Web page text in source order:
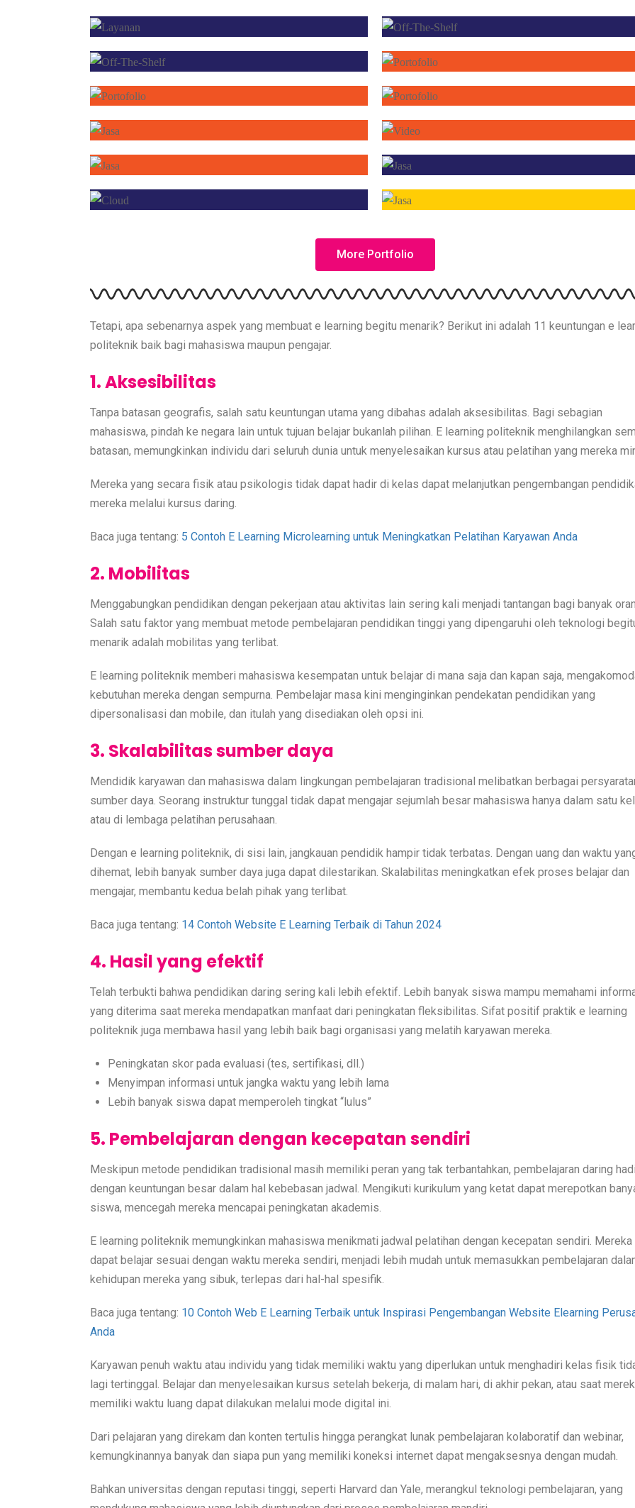
More Portfolio
Tetapi, apa sebenarnya aspek yang membuat e learning begitu menarik? Berikut ini adalah 11 keuntungan e
politeknik baik bagi mahasiswa maupun pengajar.
1. Aksesibilitas
Tanpa batasan geografis, salah satu keuntungan utama yang dibahas adalah aksesibilitas. Bagi sebagian
mahasiswa, pindah ke negara lain untuk tujuan belajar bukanlah pilihan. E learning politeknik menghilangkan
batasan, memungkinkan individu dari seluruh dunia untuk menyelesaikan kursus atau pelatihan yang mereka
Mereka yang secara fisik atau psikologis tidak dapat hadir di kelas dapat melanjutkan pengembangan
mereka melalui kursus daring.
Baca juga tentang: 5 Contoh E Learning Microlearning untuk Meningkatkan Pelatihan Karyawan Anda
2. Mobilitas
Menggabungkan pendidikan dengan pekerjaan atau aktivitas lain sering kali menjadi tantangan bagi banyak
Salah satu faktor yang membuat metode pembelajaran pendidikan tinggi yang dipengaruhi oleh teknologi
menarik adalah mobilitas yang terlibat.
E learning politeknik memberi mahasiswa kesempatan untuk belajar di mana saja dan kapan saja,
kebutuhan mereka dengan sempurna. Pembelajar masa kini menginginkan pendekatan pendidikan yang
dipersonalisasi dan mobile, dan itulah yang disediakan oleh opsi ini.
3. Skalabilitas sumber daya
Mendidik karyawan dan mahasiswa dalam lingkungan pembelajaran tradisional melibatkan berbagai
sumber daya. Seorang instruktur tunggal tidak dapat mengajar sejumlah besar mahasiswa hanya dalam satu
atau di lembaga pelatihan perusahaan.
Dengan e learning politeknik, di sisi lain, jangkauan pendidik hampir tidak terbatas. Dengan uang dan waktu
dihemat, lebih banyak sumber daya juga dapat dilestarikan. Skalabilitas meningkatkan efek proses belajar dan
mengajar, membantu kedua belah pihak yang terlibat.
Baca juga tentang: 14 Contoh Website E Learning Terbaik di Tahun 2024
4. Hasil yang efektif
Telah terbukti bahwa pendidikan daring sering kali lebih efektif. Lebih banyak siswa mampu memahami
yang diterima saat mereka mendapatkan manfaat dari peningkatan fleksibilitas. Sifat positif praktik e learning
politeknik juga membawa hasil yang lebih baik bagi organisasi yang melatih karyawan mereka.
Peningkatan skor pada evaluasi (tes, sertifikasi, dll.)
Menyimpan informasi untuk jangka waktu yang lebih lama
Lebih banyak siswa dapat memperoleh tingkat “lulus”
5. Pembelajaran dengan kecepatan sendiri
Meskipun metode pendidikan tradisional masih memiliki peran yang tak terbantahkan, pembelajaran daring
dengan keuntungan besar dalam hal kebebasan jadwal. Mengikuti kurikulum yang ketat dapat merepotkan
siswa, mencegah mereka mencapai peningkatan akademis.
E learning politeknik memungkinkan mahasiswa menikmati jadwal pelatihan dengan kecepatan sendiri. Mereka
dapat belajar sesuai dengan waktu mereka sendiri, menjadi lebih mudah untuk memasukkan pembelajaran
kehidupan mereka yang sibuk, terlepas dari hal-hal spesifik.
Baca juga tentang: 10 Contoh Web E Learning Terbaik untuk Inspirasi Pengembangan Website Elearning
Anda
Karyawan penuh waktu atau individu yang tidak memiliki waktu yang diperlukan untuk menghadiri kelas fisik
lagi tertinggal. Belajar dan menyelesaikan kursus setelah bekerja, di malam hari, di akhir pekan, atau saat
memiliki waktu luang dapat dilakukan melalui mode digital ini.
Dari pelajaran yang direkam dan konten tertulis hingga perangkat lunak pembelajaran kolaboratif dan webinar,
kemungkinannya banyak dan siapa pun yang memiliki koneksi internet dapat mengaksesnya dengan mudah.
Bahkan universitas dengan reputasi tinggi, seperti Harvard dan Yale, merangkul teknologi pembelajaran, yang